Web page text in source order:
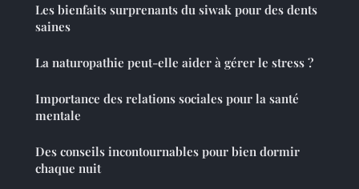
Les bienfaits surprenants du siwak pour des dents
saines
La naturopathie peut-elle aider à gérer le stress ?
Importance des relations sociales pour la santé
mentale
Des conseils incontournables pour bien dormir
chaque nuit